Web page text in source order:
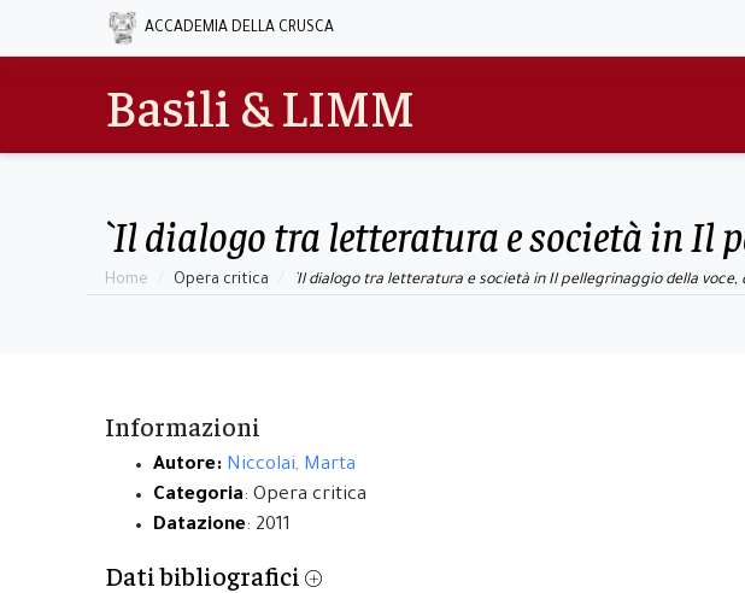
ACCADEMIA DELLA CRUSCA
Basili & LIMM
`Il dialogo tra letteratura e società in Il
Home Opera critica `Il dialogo tra letteratura e società in Il pellegrinaggio della voce,
Informazioni
Autore: Niccolai, Marta
Categoria: Opera critica
Datazione: 2011
Dati bibliografici